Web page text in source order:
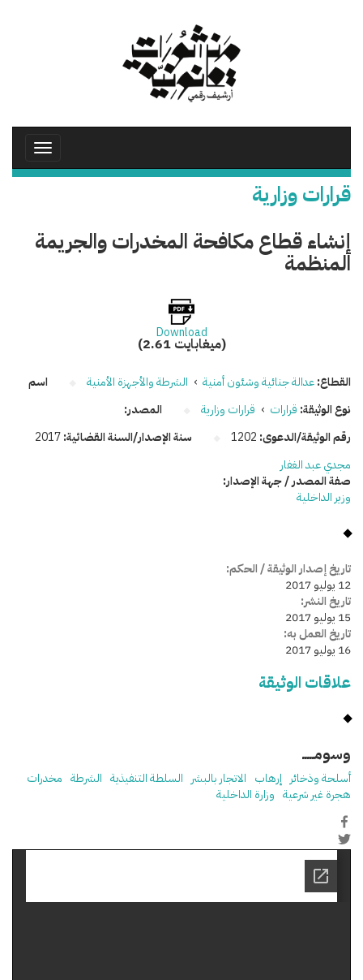
Toggle
قرارات وزارية
إنشاء قطاع مكافحة المخدرات والجريمة
المنظمة
Download
(2.61 ميغابايت)
القطاع:عدالة جنائية وشئون أمنية › الشرطة والأجهزة الأمنية
نوع الوثيقة: قرارات › قرارات وزارية
رقم الوثيقة/الدعوى: 1202 سنة الإصدار/السنة القضائية:2017
اسم
المصدر:
مجدي عبد الغفار
صفة المصدر / جهة الإصدار:
وزير الداخلية
تاريخ إصدار الوثيقة / الحكم:
12 يوليو 2017
تاريخ النشر:
15 يوليو 2017
تاريخ العمل به:
16 يوليو 2017
علاقات الوثيقة
وسومـــــ
أسلحة وذخائر إرهاب الاتجار بالبشر السلطة التنفيذية الشرطة مخدرات
هجرة غير شرعية وزارة الداخلية